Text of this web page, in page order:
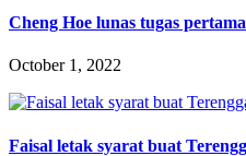
Cheng Hoe lunas tugas
October 1, 2022
Faisal letak syarat buat